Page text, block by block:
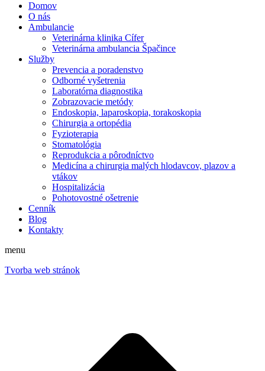
Domov
O nás
Ambulancie
Veterinárna klinika Cífer
Veterinárna ambulancia Špačince
Služby
Prevencia a poradenstvo
Odborné vyšetrenia
Laboratórna diagnostika
Zobrazovacie metódy
Endoskopia, laparoskopia, torakoskopia
Chirurgia a ortopédia
Fyzioterapia
Stomatológia
Reprodukcia a pôrodníctvo
Medicína a chirurgia malých hlodavcov, plazov a
vtákov
Hospitalizácia
Pohotovostné ošetrenie
Cenník
Blog
Kontakty
menu
Tvorba web stránok